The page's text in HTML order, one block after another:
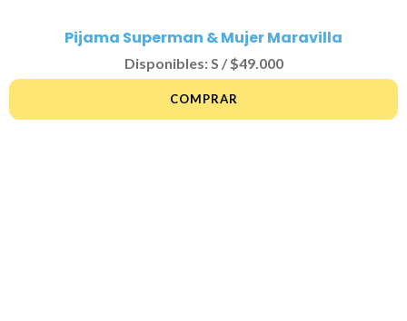
Pijama Superman & Mujer Maravilla
Disponibles: S / $49.000
COMPRAR